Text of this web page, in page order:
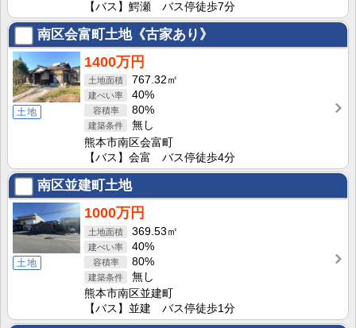
【バス】鰐瀬 バス停徒歩7分
南区会富町土地《古家あり》
土地
1400万円
767.32㎡
40%
80%
無し
熊本市南区会富町
【バス】会富 バス停徒歩4分
南区並建町土地
土地
1000万円
369.53㎡
40%
80%
無し
熊本市南区並建町
【バス】並建 バス停徒歩1分